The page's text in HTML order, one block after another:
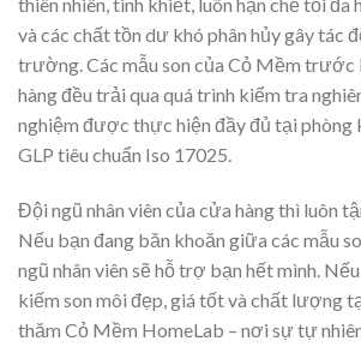
và các chất tồn dư khó phân hủy gây tác
trường. Các mẫu son của Cỏ Mềm trước
hàng đều trải qua quá trình kiểm tra
nghiệm được thực hiện đầy đủ tại phòng
GLP tiêu chuẩn Iso 17025.
Đội ngũ nhân viên của cửa hàng thì luôn
Nếu bạn đang băn khoăn giữa các mẫu
ngũ nhân viên sẽ hỗ trợ bạn hết mình.
kiếm son môi đẹp, giá tốt và chất lượng
thăm Cỏ Mềm HomeLab – nơi sự tự